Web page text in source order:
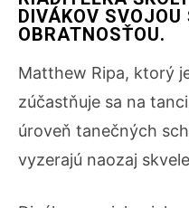
DIVÁKOV SVOJOU
OBRATNOSŤOU.
Matthew Ripa, ktorý
zúčastňuje sa na
úroveň tanečných
vyzerajú naozaj